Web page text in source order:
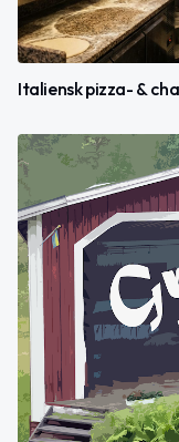
Italiensk pizza- &